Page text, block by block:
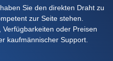
Sie den direkten Draht zu
zur Seite stehen.
oder Preisen
kaufmännischer Support.